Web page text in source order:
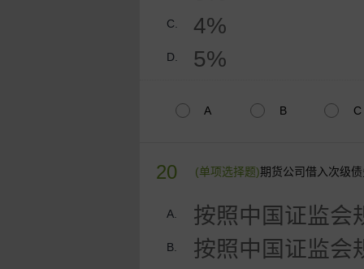
C. 4%
D. 5%
A B C
20 (单项选择题)期货公司借入次级
A. 按照中国证监会
B. 按照中国证监会